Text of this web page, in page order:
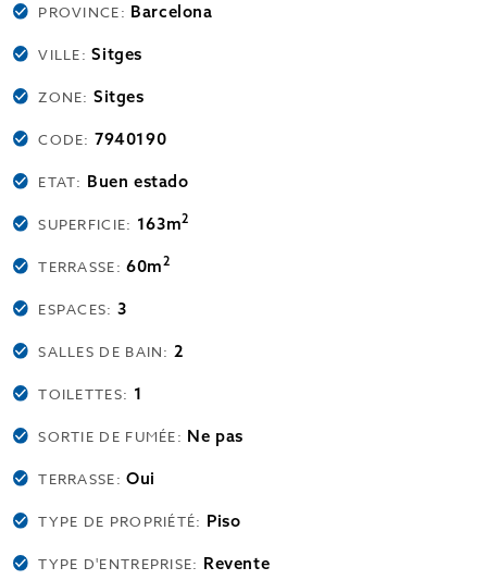
PROVINCE: Barcelona
VILLE:Sitges
ZONE:Sitges
CODE:7940190
ETAT: Buen estado
SUPERFICIE: 163m2
TERRASSE:60m2
ESPACES: 3
SALLES DE BAIN:2
TOILETTES: 1
SORTIE DE FUMÉE: Ne pas
TERRASSE:Oui
TYPE DE PROPRIÉTÉ: Piso
TYPE D'ENTREPRISE: Revente